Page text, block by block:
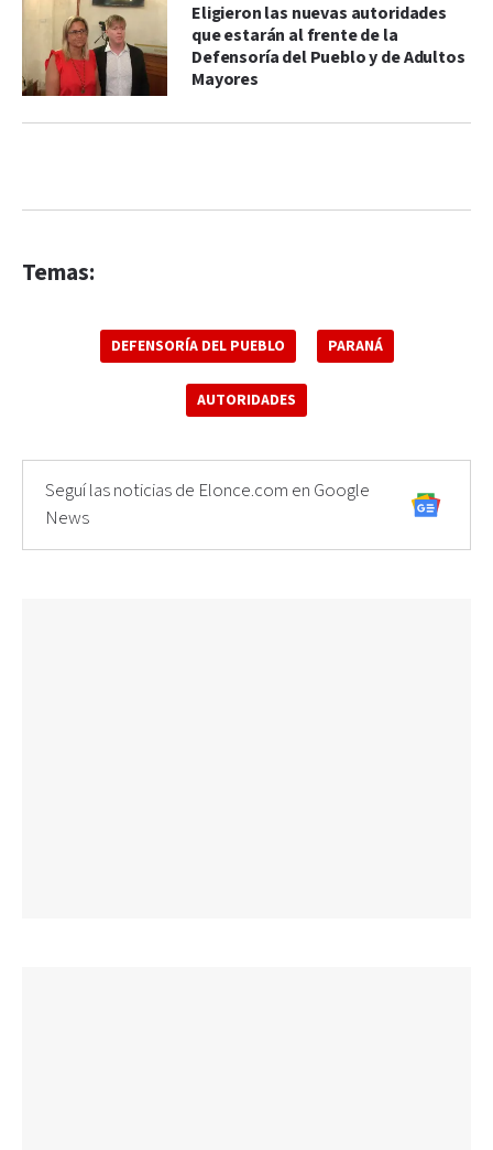
Eligieron las nuevas autoridades
que estarán al frente de la
Defensoría del Pueblo y de Adultos
Mayores
Temas:
DEFENSORÍA DEL PUEBLO PARANÁ
AUTORIDADES
Seguí las noticias de Elonce.com en Google
News